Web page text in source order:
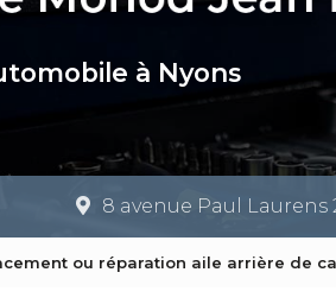
à Nyons
8 avenue Paul Laurens
ou réparation aile arrière de